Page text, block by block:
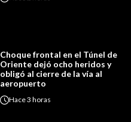
Choque frontal en el Túnel de
Oriente dejó ocho heridos y
obligó al cierre de la vía al
aeropuerto
Hace3 horas